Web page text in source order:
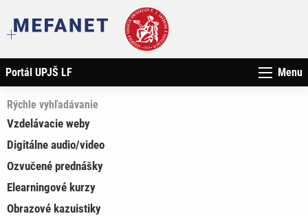
Portál UPJŠ LF Menu
Rýchle vyhľadávanie
Vzdelávacie weby
Digitálne audio/video
Ozvučené prednášky
Elearningové kurzy
Obrazové kazuistiky